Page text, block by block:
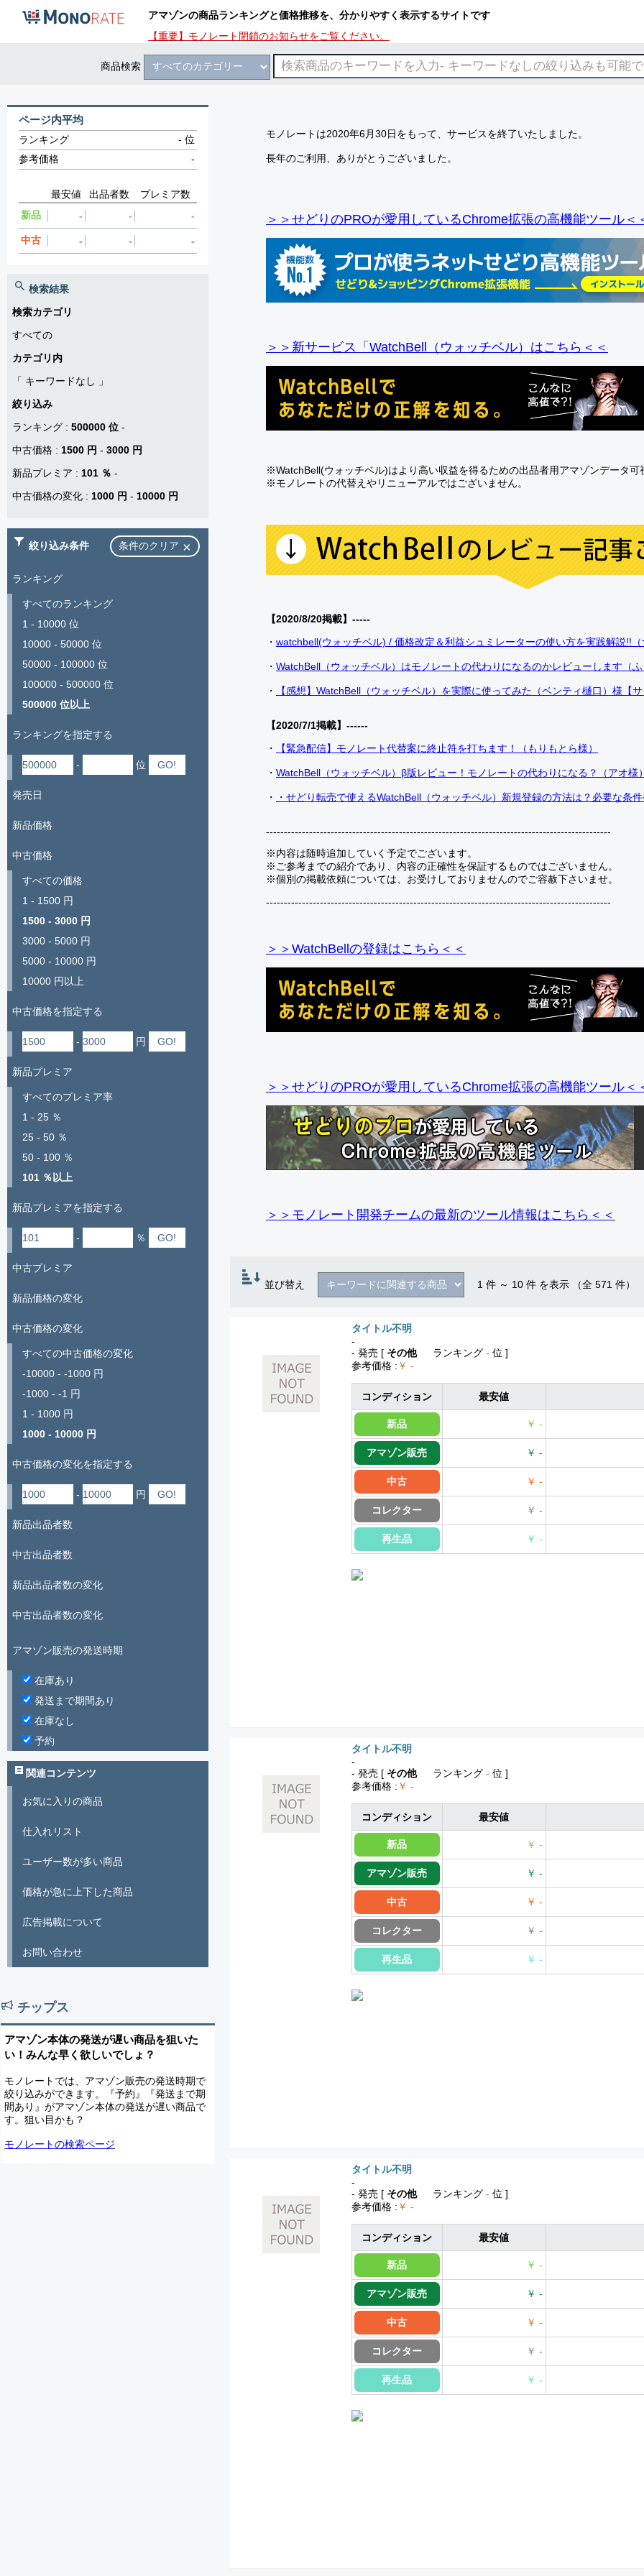
アマゾンの商品ランキングと価格推移を、分かりやすく表示するサイトです
【重要】モノレート閉鎖のお知らせをご覧ください。
商品検索
モノレートは2020年6月30日をもって、サービスを終了いたしました。
長年のご利用、ありがとうございました。
＞＞せどりのPROが愛用しているChrome拡張の高機能ツール＜
＞＞新サービス「WatchBell（ウォッチベル）はこちら＜＜
※WatchBell(ウォッチベル)はより高い収益を得るための出品者用アマゾンデータ可
※モノレートの代替えやリニューアルではございません。
【2020/8/20掲載】-----
・ watchbell(ウォッチベル) / 価格改定＆利益シュミレーターの使い方を実践解説!!
・ WatchBell（ウォッチベル）はモノレートの代わりになるのかレビューします（
・ 【感想】WatchBell（ウォッチベル）を実際に使ってみた（ベンティ樋口）様【
【2020/7/1掲載】------
・
【緊急配信】モノレート代替案に終止符を打ちます！（もりもとら様）
・ WatchBell（ウォッチベル）β版レビュー！モノレートの代わりになる？（アオ様
・ ・せどり転売で使えるWatchBell（ウォッチベル）新規登録の方法は？必要な条
------------------------------------------------------------------------------------------------
※内容は随時追加していく予定でございます。
※ご参考までの紹介であり、内容の正確性を保証するものではございません。
※個別の掲載依頼については、お受けしておりませんのでご容赦下さいませ。
------------------------------------------------------------------------------------------------
＞＞WatchBellの登録はこちら＜＜
＞＞せどりのPROが愛用しているChrome拡張の高機能ツール＜
＞＞モノレート開発チームの最新のツール情報はこちら＜＜
並び替え 1 件 ～ 10 件 を表示 （全 571 件）
タイトル不明
-
- 発売 [ その他 ランキング - 位 ]
参考価格 : ￥ -
コンディション 最安値
新品 ￥ -
アマゾン販売 ￥ -
中古 ￥ -
コレクター ￥ -
再生品 ￥ -
タイトル不明
-
- 発売 [ その他 ランキング - 位 ]
参考価格 : ￥ -
コンディション 最安値
新品 ￥ -
アマゾン販売 ￥ -
中古 ￥ -
コレクター ￥ -
再生品 ￥ -
タイトル不明
-
- 発売 [ その他 ランキング - 位 ]
参考価格 : ￥ -
コンディション 最安値
新品 ￥ -
アマゾン販売 ￥ -
中古 ￥ -
コレクター ￥ -
再生品 ￥ -
ページ内平均
ランキング -位
参考価格
-
最安値 出品者数
プレミア数
新品
- - -
中古 - - -
検索結果
検索カテゴリ
すべての
カテゴリ内
「 キーワードなし
」
絞り込み
ランキング : 500000 位 -
中古価格 : 1500 円 - 3000 円
新品プレミア : 101 ％ -
中古価格の変化 : 1000 円 - 10000 円
絞り込み条件 条件のクリア
ランキング
すべてのランキング
1 - 10000 位
10000 - 50000 位
50000 - 100000 位
100000 - 500000 位
500000 位以上
ランキングを指定する
- 位
発売日
新品価格
中古価格
すべての価格
1 - 1500 円
1500 - 3000 円
3000 - 5000 円
5000 - 10000 円
10000 円以上
中古価格を指定する
- 円
新品プレミア
すべてのプレミア率
1 - 25 ％
25 - 50 ％
50 - 100 ％
101 ％以上
新品プレミアを指定する
- ％
中古プレミア
新品価格の変化
中古価格の変化
すべての中古価格の変化
-10000 - -1000 円
-1000 - -1 円
1 - 1000 円
1000 - 10000 円
中古価格の変化を指定する
- 円
新品出品者数
中古出品者数
新品出品者数の変化
中古出品者数の変化
アマゾン販売の発送時期
在庫あり
発送まで期間あり
在庫なし
予約
関連コンテンツ
お気に入りの商品
仕入れリスト
ユーザー数が多い商品
価格が急に上下した商品
広告掲載について
お問い合わせ
チップス
アマゾン本体の発送が遅い商品を狙いた
い！みんな早く欲しいでしょ？
モノレートでは、アマゾン販売の発送時期で
絞り込みができます。『予約』『発送まで期
間あり』がアマゾン本体の発送が遅い商品で
す。狙い目かも？
モノレートの検索ページ